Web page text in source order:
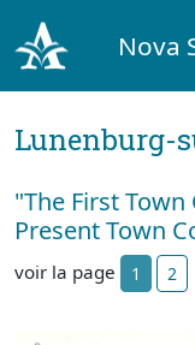
Nova
Lunenburg-
"The First
Present Town
voir la page 1 2